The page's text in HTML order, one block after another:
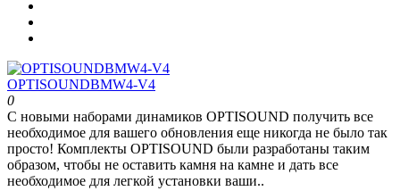
OPTISOUNDBMW4-V4
0
С новыми наборами динамиков OPTISOUND получить все
необходимое для вашего обновления еще никогда не было так
просто! Комплекты OPTISOUND были разработаны таким
образом, чтобы не оставить камня на камне и дать все
необходимое для легкой установки ваши..